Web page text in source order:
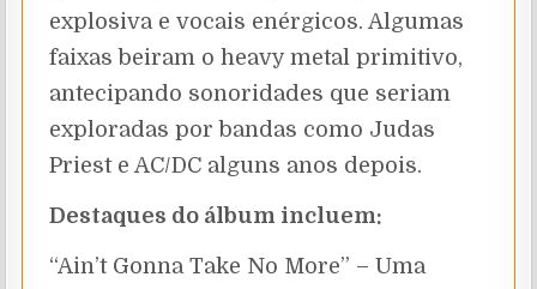
explosiva e vocais enérgicos. Algumas
faixas beiram o heavy metal primitivo,
antecipando sonoridades que seriam
exploradas por bandas como Judas
Priest e AC/DC alguns anos depois.
Destaques do álbum incluem:
“Ain’t Gonna Take No More” – Uma